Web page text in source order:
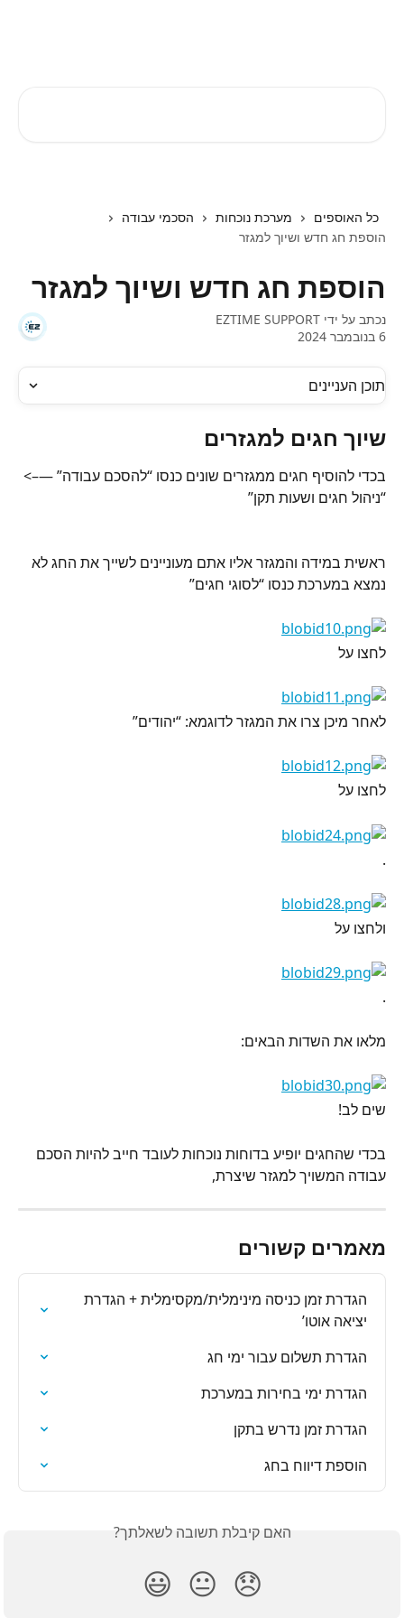
כל האוספים מערכת נוכחות
הסכמי עבודה
הוספת חג חדש ושיוך למגזר
הוספת חג חדש ושיוך למגזר
נכתב על ידי EZTIME SUPPORT
6 בנובמבר 2024
תוכן העניינים
שיוך חגים למגזרים
בכדי להוסיף חגים ממגזרים שונים כנסו “להסכם עבודה” —–>
“ניהול חגים ושעות תקן”
ראשית במידה והמגזר אליו אתם מעוניינים לשייך את החג לא
נמצא במערכת כנסו “לסוגי חגים”
לחצו על
לאחר מיכן צרו את המגזר לדוגמא: “יהודים”
לחצו על
.
ולחצו על
.
מלאו את השדות הבאים:
שים לב!
בכדי שהחגים יופיע בדוחות נוכחות לעובד חייב להיות הסכם
עבודה המשויך למגזר שיצרת,
מאמרים קשורים
הגדרת זמן כניסה מינימלית/מקסימלית + הגדרת
יציאה אוטו’
הגדרת תשלום עבור ימי חג
הגדרת ימי בחירות במערכת
הגדרת זמן נדרש בתקן
הוספת דיווח בחג
האם קיבלת תשובה לשאלתך?
😞
😐
😃